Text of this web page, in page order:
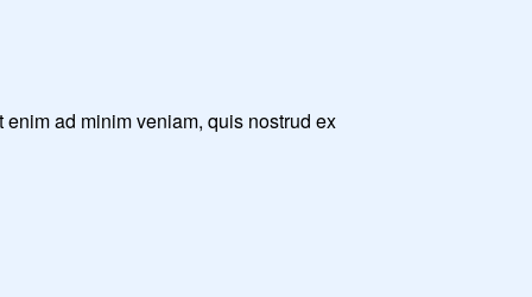
ad minim veniam, quis nostrud ex